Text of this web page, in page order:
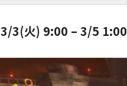
3/3(火) 9:00 – 3/5 1:00